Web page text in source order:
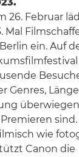
26. Februar
Mal
ein. Auf
Genres,
wie
Canon die